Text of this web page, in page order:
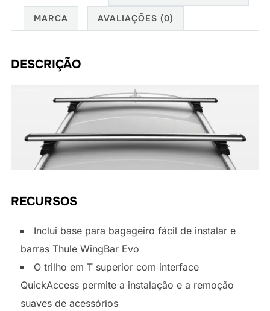
Series
2014>
MARCA AVALIAÇÕES (0)
DESCRIÇÃO
RECURSOS
Inclui base para bagageiro fácil de instalar e
barras Thule WingBar Evo
O trilho em T superior com interface
QuickAccess permite a instalação e a remoção
suaves de acessórios